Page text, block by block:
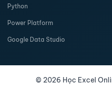
Python
Power Platform
Google Data Studio
© 2026 Học Excel